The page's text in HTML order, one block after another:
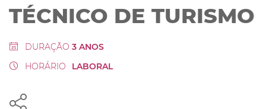
TÉCNICO DE TURISMO
DURAÇÃO 3 ANOS
HORÁRIO
LABORAL